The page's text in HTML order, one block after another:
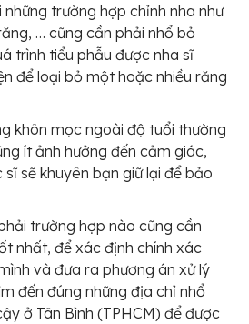
trường hợp chỉnh nha như
… cũng cần phải nhổ bỏ
trình tiểu phẫu được nha sĩ
để loại bỏ một hoặc nhiều răng
khôn mọc ngoài độ tuổi thường
ít ảnh hưởng đến cảm giác,
sẽ khuyên bạn giữ lại để bảo
trường hợp nào cũng cần
nhất, để xác định chính xác
và đưa ra phương án xử lý
đến đúng những địa chỉ nhổ
ở Tân Bình (TPHCM) để được